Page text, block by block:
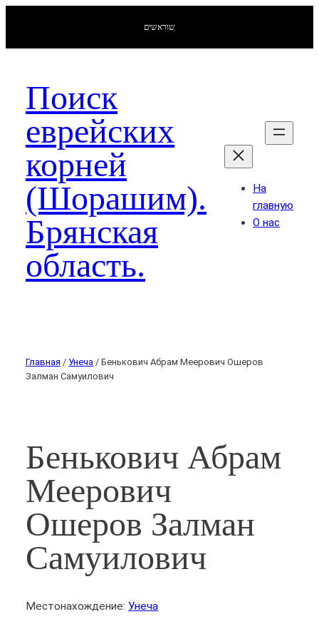
שוראשים
Поиск
еврейских
корней
(Шорашим).
Брянская
область.
На
главную
О нас
Главная / Унеча / Бенькович Абрам Меерович Ошеров
Залман Самуилович
Бенькович Абрам
Меерович
Ошеров Залман
Самуилович
Местонахождение: Унеча